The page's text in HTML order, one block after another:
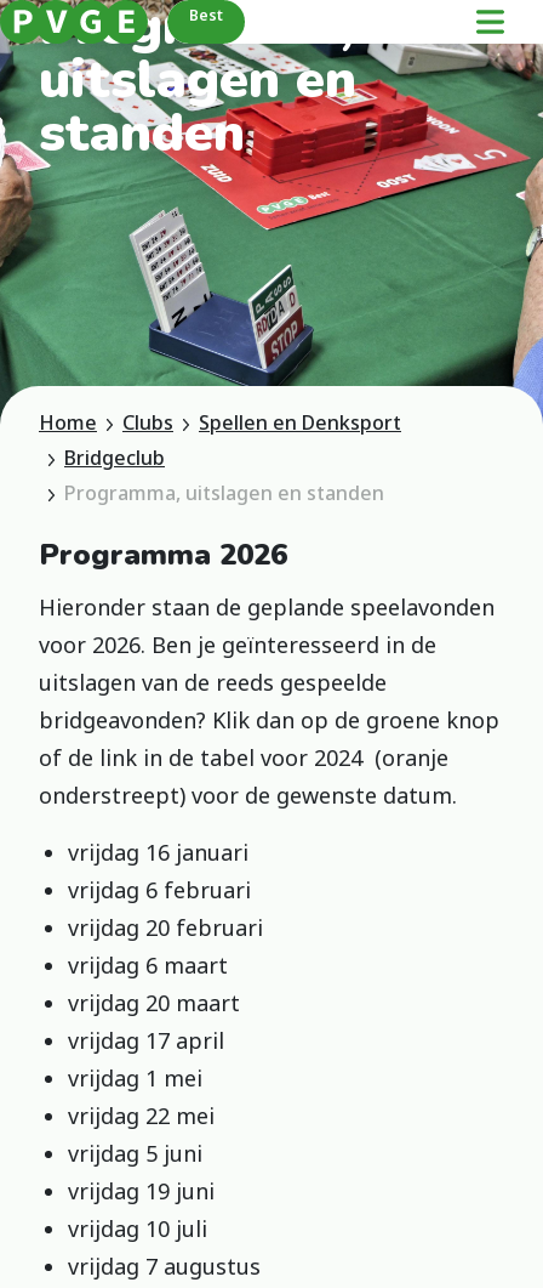
Best
Programma,
uitslagen en
standen
Home Clubs
Spellen en Denksport
Bridgeclub
Programma, uitslagen en standen
Programma 2026
Hieronder staan de geplande speelavonden
voor 2026. Ben je geïnteresseerd in de
uitslagen van de reeds gespeelde
bridgeavonden? Klik dan op de groene knop
of de link in de tabel voor 2024 (oranje
onderstreept) voor de gewenste datum.
vrijdag 16 januari
vrijdag 6 februari
vrijdag 20 februari
vrijdag 6 maart
vrijdag 20 maart
vrijdag 17 april
vrijdag 1 mei
vrijdag 22 mei
vrijdag 5 juni
vrijdag 19 juni
vrijdag 10 juli
vrijdag 7 augustus